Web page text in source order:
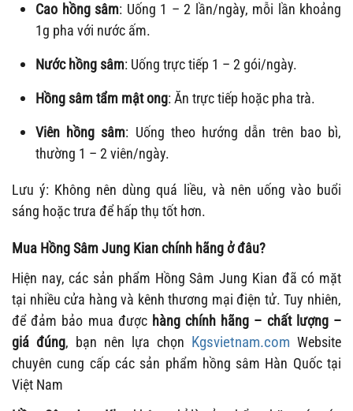
Cao hồng sâm: Uống 1 – 2 lần/ngày, mỗi lần khoảng
1g pha với nước ấm.
Nước hồng sâm: Uống trực tiếp 1 – 2 gói/ngày.
Hồng sâm tẩm mật ong: Ăn trực tiếp hoặc pha trà.
Viên hồng sâm: Uống theo hướng dẫn trên bao bì,
thường 1 – 2 viên/ngày.
Lưu ý: Không nên dùng quá liều, và nên uống vào buổi
sáng hoặc trưa để hấp thụ tốt hơn.
Mua Hồng Sâm Jung Kian chính hãng ở đâu?
Hiện nay, các sản phẩm Hồng Sâm Jung Kian đã có mặt
tại nhiều cửa hàng và kênh thương mại điện tử. Tuy nhiên,
để đảm bảo mua được hàng chính hãng – chất lượng –
giá đúng, bạn nên lựa chọn Kgsvietnam.com Website
chuyên cung cấp các sản phẩm hồng sâm Hàn Quốc tại
Việt Nam